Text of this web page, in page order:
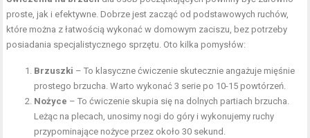
proste, jak i efektywne. Dobrze jest zacząć od podstawowych ruchów,
które można z łatwością wykonać w domowym zaciszu, bez potrzeby
posiadania specjalistycznego sprzętu. Oto kilka pomysłów:
Brzuszki – To klasyczne ćwiczenie skutecznie angażuje mięśnie
prostego brzucha. Warto wykonać 3 serie po 10-15 powtórzeń.
Nożyce – To ćwiczenie skupia się na dolnych partiach brzucha.
Leżąc na plecach, unosimy nogi do góry i wykonujemy ruchy
przypominające nożyce przez około 30 sekund.